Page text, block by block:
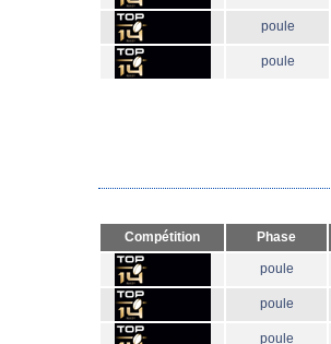
poule
poule
Compétition Phase
poule
poule
poule